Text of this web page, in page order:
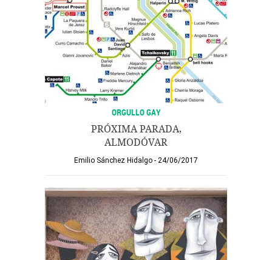
ORGULLO GAY
PRÓXIMA PARADA,
ALMODÓVAR
Emilio Sánchez Hidalgo 24/06/2017